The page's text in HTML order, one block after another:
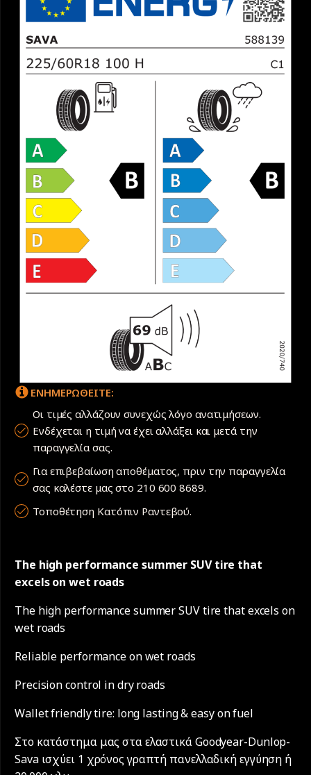
ΕΝΗΜΕΡΩΘΕΙΤΕ:
Οι τιμές αλλάζουν συνεχώς λόγο ανατιμήσεων.
Ενδέχεται η τιμή να έχει αλλάξει και μετά την
παραγγελία σας.
Για επιβεβαίωση αποθέματος, πριν την παραγγελία
σας καλέστε μας στο 210 600 8689.
Τοποθέτηση Κατόπιν Ραντεβού.
The high performance summer SUV tire that
excels on wet roads
The high performance summer SUV tire that excels on
wet roads
Reliable performance on wet roads
Precision control in dry roads
Wallet friendly tire: long lasting & easy on fuel
Στο κατάστημα μας στα ελαστικά Goodyear-Dunlop-
Sava ισχύει 1 χρόνος γραπτή πανελλαδική εγγύηση ή